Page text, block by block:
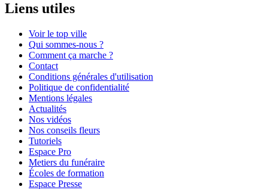
Liens utiles
Voir le top ville
Qui sommes-nous ?
Comment ça marche ?
Contact
Conditions générales d'utilisation
Politique de confidentialité
Mentions légales
Actualités
Nos vidéos
Nos conseils fleurs
Tutoriels
Espace Pro
Metiers du funéraire
Écoles de formation
Espace Presse